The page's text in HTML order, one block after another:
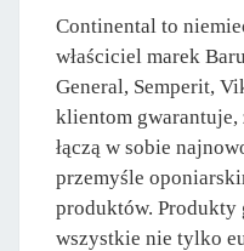
Continental to
właściciel marek
General, Semperit,
klientom gwarantuje,
łączą w sobie
przemyśle
produktów. Produkty
wszystkie nie tylko